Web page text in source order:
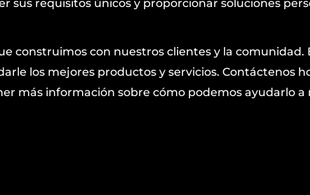
sus requisitos únicos y proporcionar soluciones
construimos con nuestros clientes y la comunidad.
los mejores productos y servicios. Contáctenos
más información sobre cómo podemos ayudarlo